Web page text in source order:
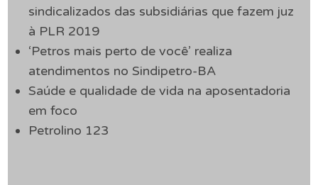
sindicalizados das subsidiárias que fazem juz
à PLR 2019
‘Petros mais perto de você’ realiza
atendimentos no Sindipetro-BA
Saúde e qualidade de vida na aposentadoria
em foco
Petrolino 123